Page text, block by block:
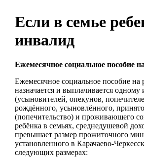
Если в семье
инвалид
Ежемесячное социальное пособие
Ежемесячное социальное пособие на
назначается и выплачивается одному
(усыновителей, опекунов,
рождённого, усыновлённого,
(попечительство) и проживающего
ребёнка в семьях, среднедушевой
превышает размер прожиточного
установленного в Карачаево-
следующих размерах: